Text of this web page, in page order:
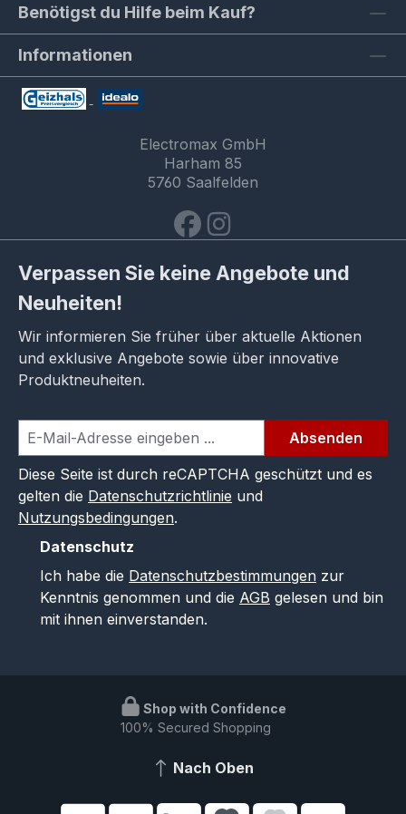
Benötigst du Hilfe beim Kauf?
Informationen
Electromax GmbH
Harham 85
5760 Saalfelden
Verpassen Sie keine Angebote und
Neuheiten!
Wir informieren Sie früher über aktuelle Aktionen
und exklusive Angebote sowie über innovative
Produktneuheiten.
Absenden
Diese Seite ist durch reCAPTCHA geschützt und es
gelten die Datenschutzrichtlinie und
Nutzungsbedingungen.
Datenschutz
Ich habe die Datenschutzbestimmungen zur
Kenntnis genommen und die AGB gelesen und bin
mit ihnen einverstanden.
Shop with Confidence
100% Secured Shopping
Nach Oben